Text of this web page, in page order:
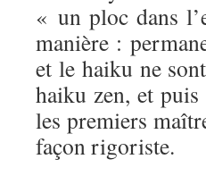
« un ploc dans
manière :
et le haiku ne
haiku zen, et
les premiers
façon rigoriste.